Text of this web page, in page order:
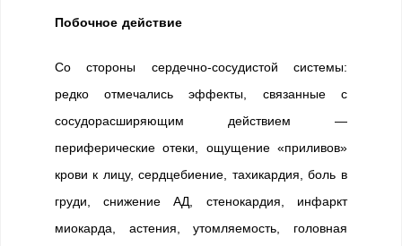
Побочное действие
Со стороны сердечно-сосудистой системы:
редко отмечались эффекты, связанные с
сосудорасширяющим действием —
периферические отеки, ощущение «приливов»
крови к лицу, сердцебиение, тахикардия, боль в
груди, снижение АД, стенокардия, инфаркт
миокарда, астения, утомляемость, головная